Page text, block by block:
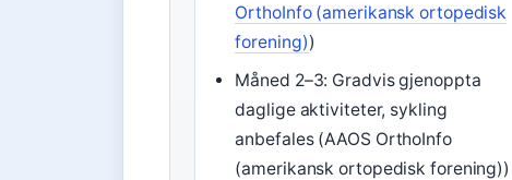
OrthoInfo (amerikansk ortopedisk
forening))
Måned 2–3: Gradvis gjenoppta
daglige aktiviteter, sykling
anbefales (AAOS OrthoInfo
(amerikansk ortopedisk forening))